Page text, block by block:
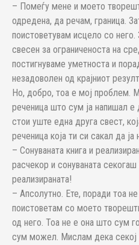
– Помеѓу мене и моето
одредена, да речам, граница.
поистоветувам исцело со
свесен за ограниченоста на
постигнуваме уметноста и
незадоволен од крајниот
Но, добро, тоа е мој проблем.
реченица што сум ја напишал
стои уште една друга свест,
реченица која ти си сакал да
– Сонуваната книга и
расчекор и сонуваната
реализираната!
– Апсолутно. Ете, поради тоа
поистоветам со моето
од него. Тоа не е она што сум
сум можел. Мислам дека секој